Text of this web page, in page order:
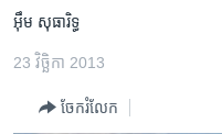
ចូល​
ទៅ​​
ទំព័រ​
ហេឡូវីអូអេ
កម្ពុជាច្នៃប្រតិដ្ឋ
អ៊ឹម សុធារិទ្ធ
23 វិច្ឆិកា 2013
ចែករំលែក